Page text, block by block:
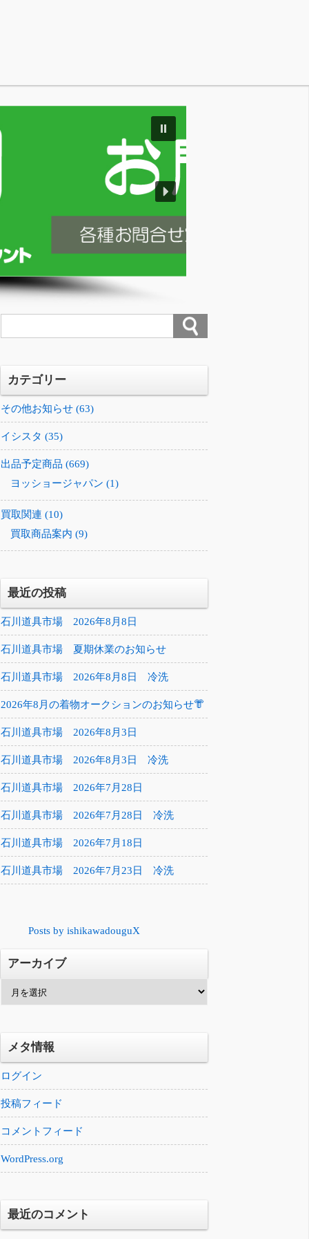
カテゴリー
その他お知らせ (63)
イシスタ (35)
出品予定商品 (669)
ヨッショージャパン (1)
買取関連 (10)
買取商品案内 (9)
最近の投稿
石川道具市場 2026年8月8日
石川道具市場 夏期休業のお知らせ
石川道具市場 2026年8月8日 冷洗
2026年8月の着物オークションのお知らせ👘
石川道具市場 2026年8月3日
石川道具市場 2026年8月3日 冷洗
石川道具市場 2026年7月28日
石川道具市場 2026年7月28日 冷洗
石川道具市場 2026年7月18日
石川道具市場 2026年7月23日 冷洗
Posts by ishikawadouguX
アーカイブ
イ
ブメタ情報
ログイン
投稿フィード
コメントフィード
WordPress.org
最近のコメント